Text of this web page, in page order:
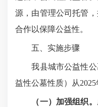
源，由管理公司托管
合作以保障公益性。
五、实施步骤
我县城市公益性
益性公墓性质）从2025
（一）加强组织。